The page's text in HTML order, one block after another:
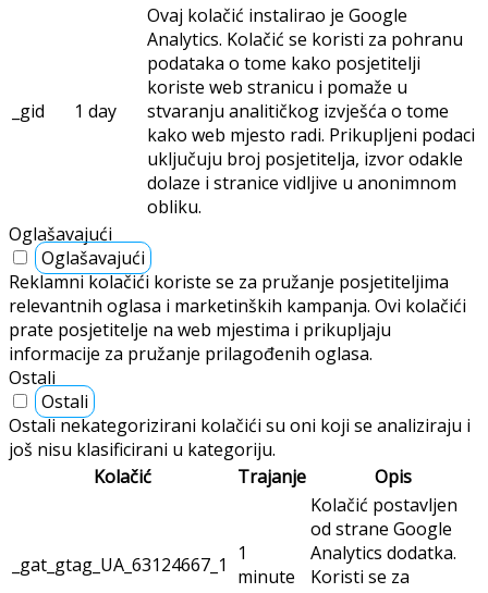
_gid 1 day
Ovaj kolačić instalirao je Google
Analytics. Kolačić se koristi za pohranu
podataka o tome kako posjetitelji
koriste web stranicu i pomaže u
stvaranju analitičkog izvješća o tome
kako web mjesto radi. Prikupljeni podaci
uključuju broj posjetitelja, izvor odakle
dolaze i stranice vidljive u anonimnom
obliku.
Oglašavajući
Oglašavajući
Reklamni kolačići koriste se za pružanje posjetiteljima
relevantnih oglasa i marketinških kampanja. Ovi kolačići
prate posjetitelje na web mjestima i prikupljaju
informacije za pružanje prilagođenih oglasa.
Ostali
Ostali
Ostali nekategorizirani kolačići su oni koji se analiziraju i
još nisu klasificirani u kategoriju.
Kolačić
Trajanje Opis
_gat_gtag_UA_63124667_1
1
minute
Kolačić postavljen
od strane Google
Analytics dodatka.
Koristi se za